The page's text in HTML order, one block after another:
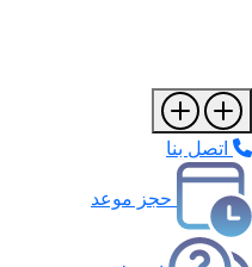
اتصل بنا
حجز موعد